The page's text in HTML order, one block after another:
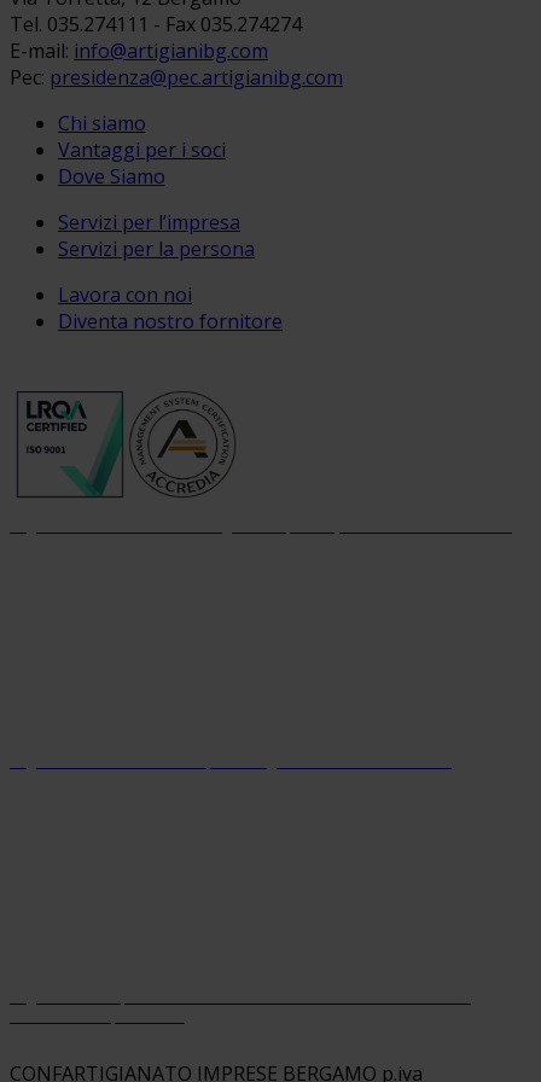
Tel. 035.274111 - Fax 035.274274
E-mail: info@artigianibg.com
Pec: presidenza@pec.artigianibg.com
Chi siamo
Vantaggi per i soci
Dove Siamo
Servizi per l’impresa
Servizi per la persona
Lavora con noi
Diventa nostro fornitore
CONFARTIGIANATO IMPRESE BERGAMO p.iva